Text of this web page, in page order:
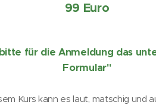
99 Euro
für die Anmeldung das
Formular"
Kurs kann es laut, matschig und